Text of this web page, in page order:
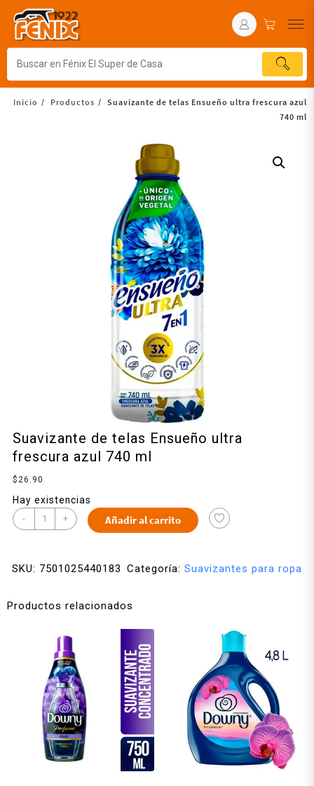
Inicio Productos
Suavizante de telas Ensueño ultra frescura azul
740 ml
Suavizante de telas Ensueño ultra
frescura azul 740 ml
$26.90
Hay existencias
- + Añadir al carrito
SKU: 7501025440183 Categoría: Suavizantes para ropa
Productos relacionados